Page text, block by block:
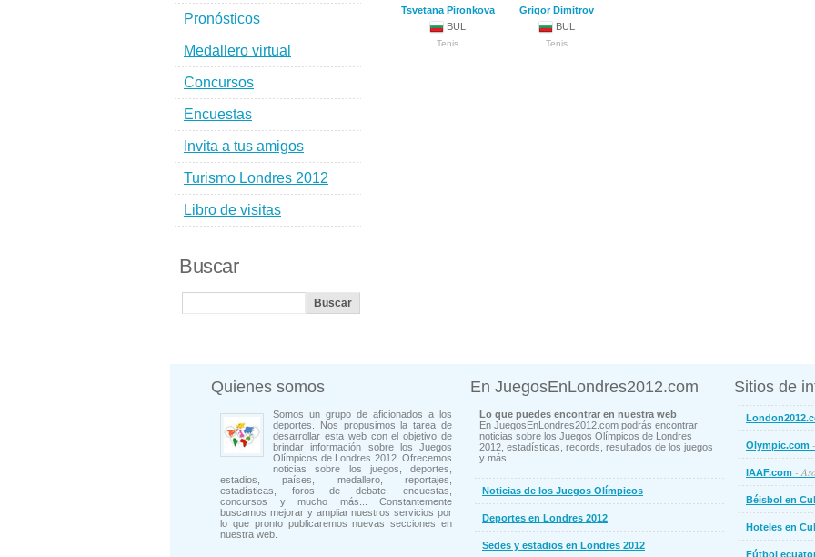
Tsvetana Pironkova
BUL
Tenis
Grigor Dimitrov
BUL
Tenis
Pronósticos
Medallero virtual
Concursos
Encuestas
Invita a tus amigos
Turismo Londres 2012
Libro de visitas
Buscar
Quienes somos
Somos un grupo de aficionados a los
deportes. Nos propusimos la tarea de
desarrollar esta web con el objetivo de
brindar información sobre los Juegos
Olímpicos de Londres 2012. Ofrecemos
noticias sobre los juegos, deportes,
estadios, países, medallero, reportajes,
estadísticas, foros de debate, encuestas,
concursos y mucho más... Constantemente
buscamos mejorar y ampliar nuestros servicios por
lo que pronto publicaremos nuevas secciones en
nuestra web.
En JuegosEnLondres2012.com
Lo que puedes encontrar en nuestra web
En JuegosEnLondres2012.com podrás encontrar
noticias sobre los Juegos Olímpicos de Londres
2012, estadísticas, records, resultados de los juegos
y más...
Noticias de los Juegos Olímpicos
Deportes en Londres 2012
Sedes y estadios en Londres 2012
Sitios de
Olympic.com
IAAF.com -
Béisbol en
Hoteles en
Fútbol